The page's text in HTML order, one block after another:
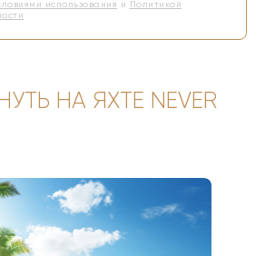
использования и Политикой
НА ЯХТЕ NEVER